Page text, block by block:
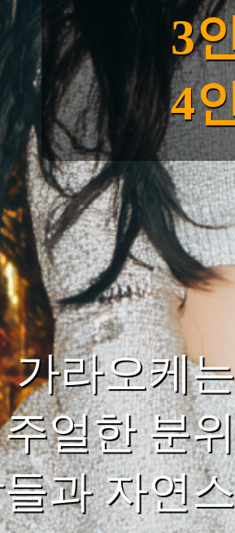
3
4
가라오케
얼한 분
과 자연